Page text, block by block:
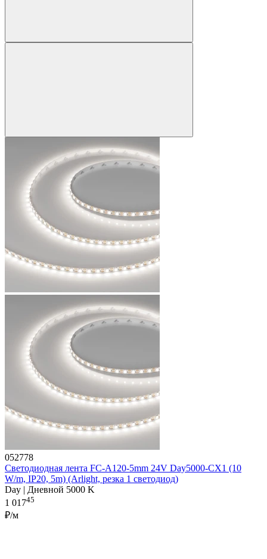
052778
Светодиодная лента FC-A120-5mm 24V Day5000-CX1 (10
W/m, IP20, 5m) (Arlight, резка 1 светодиод)
Day | Дневной 5000 K
1 01745
₽/м